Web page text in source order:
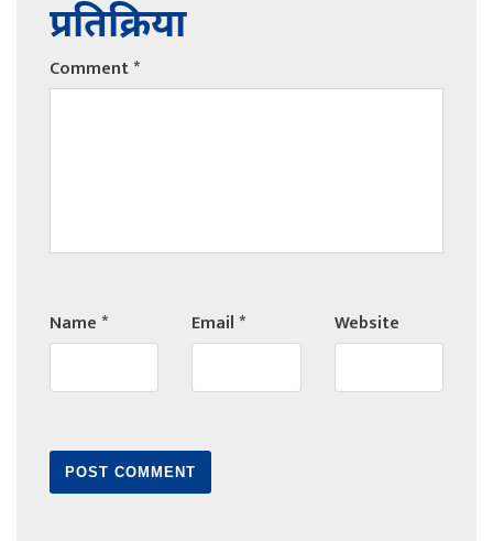
प्रतिक्रिया
Comment*
Name* Email* Website